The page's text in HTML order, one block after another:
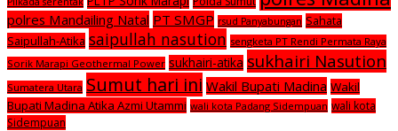
polres Mandailing Natal PT SMGP rsud Panyabungan Sahata
Saipullah-Atika saipullah nasution sengketa PT Rendi Permata Raya
Sorik Marapi Geothermal Power sukhairi-atika sukhairi Nasution
Sumatera Utara Sumut hari ini Wakil Bupati Madina Wakil
Bupati Madina Atika Azmi Utammi wali kota Padang Sidempuan wali kota
Sidempuan